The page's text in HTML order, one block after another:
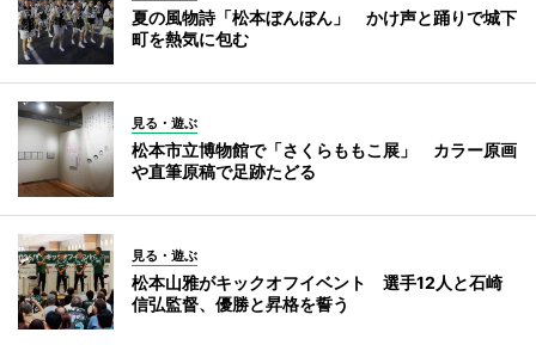
夏の風物詩「松本ぼんぼん」 かけ声と踊りで城下
町を熱気に包む
見る・遊ぶ
松本市立博物館で「さくらももこ展」 カラー原画
や直筆原稿で足跡たどる
見る・遊ぶ
松本山雅がキックオフイベント 選手12人と石崎
信弘監督、優勝と昇格を誓う